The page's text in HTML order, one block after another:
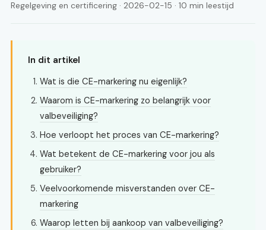
Regelgeving en certificering · 2026-02-15 · 10 min leestijd
In dit artikel
Wat is die CE-markering nu eigenlijk?
Waarom is CE-markering zo belangrijk voor
valbeveiliging?
Hoe verloopt het proces van CE-markering?
Wat betekent de CE-markering voor jou als
gebruiker?
Veelvoorkomende misverstanden over CE-
markering
Waarop letten bij aankoop van valbeveiliging?